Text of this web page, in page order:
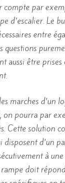
par
d’escalier. Le
entre
questions
aussi être
marches d’un
on pourra par
Cette solution
disposent d’un
à
rampe doit